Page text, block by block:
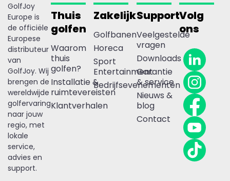
GolfJoy
Europe is
de officiële
Europese
distributeur
van
GolfJoy. Wij
brengen de
wereldwijde
golfervaring
naar jouw
regio, met
lokale
service,
advies en
support.
Thuis
golfen
Waarom
thuis
golfen?
Installatie &
ruimtevereisten
Klantverhalen
Zakelijk
Golfbanen
Horeca
Sport
Entertainment
Bedrijfsevenementen
Support
Veelgestelde
vragen
Downloads
Garantie
& service
Nieuws &
blog
Contact
Volg
ons